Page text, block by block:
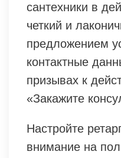
сантехники в
четкий и
предложением
контактные
призывах к
«Закажите
Настройте
внимание на